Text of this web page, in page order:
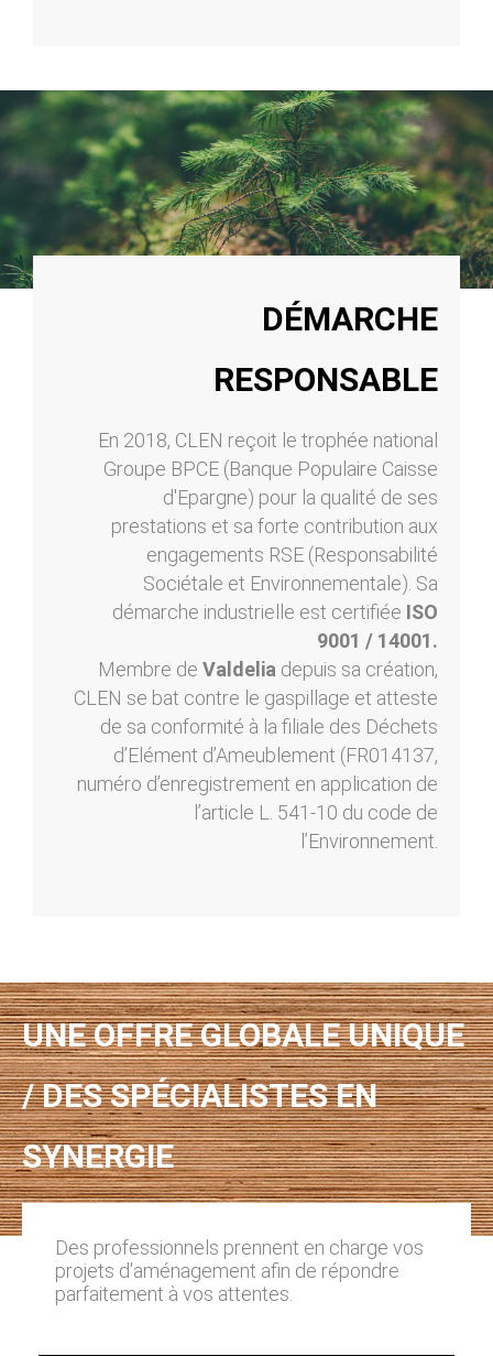
DÉMARCHE
RESPONSABLE
En 2018, CLEN reçoit le trophée national
Groupe BPCE (Banque Populaire Caisse
d'Epargne) pour la qualité de ses
prestations et sa forte contribution aux
engagements RSE (Responsabilité
Sociétale et Environnementale). Sa
démarche industrielle est certifiée ISO
9001 / 14001.
Membre de Valdelia depuis sa création,
CLEN se bat contre le gaspillage et atteste
de sa conformité à la filiale des Déchets
d’Elément d’Ameublement (FR014137,
numéro d’enregistrement en application de
l’article L. 541-10 du code de
l’Environnement.
UNE OFFRE GLOBALE UNIQUE
/ DES SPÉCIALISTES EN
SYNERGIE
Des professionnels prennent en charge vos
projets d'aménagement afin de répondre
parfaitement à vos attentes.